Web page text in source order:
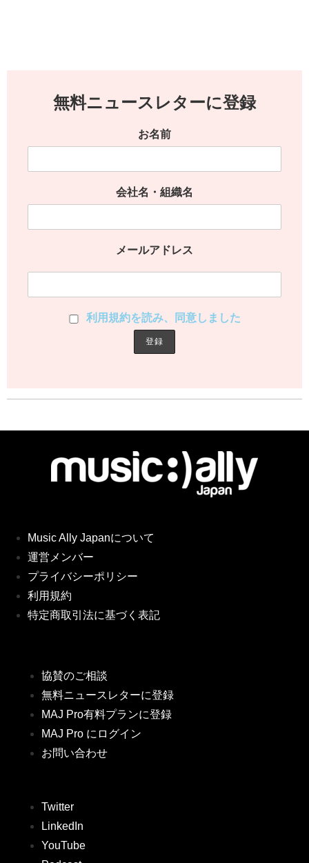
無料ニュースレターに登録
お名前
会社名・組織名
メールアドレス
利用規約を読み、同意しました
Music Ally Japanについて
運営メンバー
プライバシーポリシー
利用規約
特定商取引法に基づく表記
協賛のご相談
無料ニュースレターに登録
MAJ Pro有料プランに登録
MAJ Pro にログイン
お問い合わせ
Twitter
LinkedIn
YouTube